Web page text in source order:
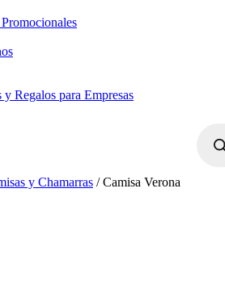
y Regalos para Empresas
y Chamarras / Camisa Verona